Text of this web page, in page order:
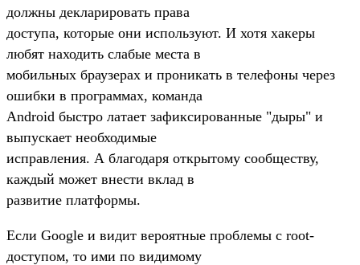
должны декларировать права
доступа, которые они используют. И хотя хакеры
любят находить слабые места в
мобильных браузерах и проникать в телефоны через
ошибки в программах, команда
Android быстро латает зафиксированные "дыры" и
выпускает необходимые
исправления. А благодаря открытому сообществу,
каждый может внести вклад в
развитие платформы.
Если Google и видит вероятные проблемы с root-
доступом, то ими по видимому